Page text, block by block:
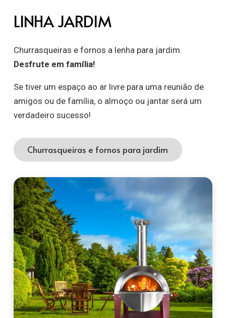
LINHA JARDIM
Churrasqueiras e fornos a lenha para jardim.
Desfrute em família!
Se tiver um espaço ao ar livre para uma reunião de
amigos ou de família, o almoço ou jantar será um
verdadeiro sucesso!
Churrasqueiras e fornos para jardim